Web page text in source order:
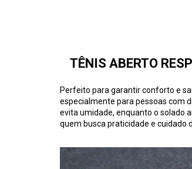
TÊNIS ABERTO
Perfeito para garantir conforto e
especialmente para pessoas com
evita umidade, enquanto o solado
quem busca praticidade e cuidado